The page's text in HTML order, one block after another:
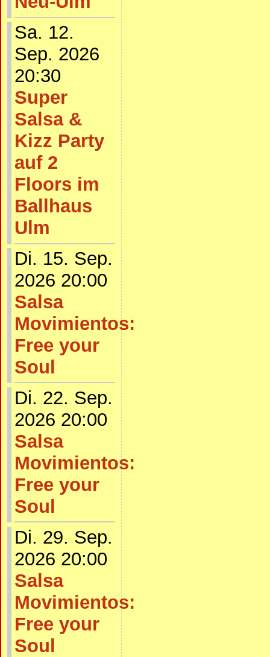
Sa. 12.
Sep. 2026
20:30
Super
Salsa &
Kizz Party
auf 2
Floors im
Ballhaus
Ulm
Di. 15. Sep.
2026 20:00
Salsa
Movimientos:
Free your
Soul
Di. 22. Sep.
2026 20:00
Salsa
Movimientos:
Free your
Soul
Di. 29. Sep.
2026 20:00
Salsa
Movimientos:
Free your
Soul